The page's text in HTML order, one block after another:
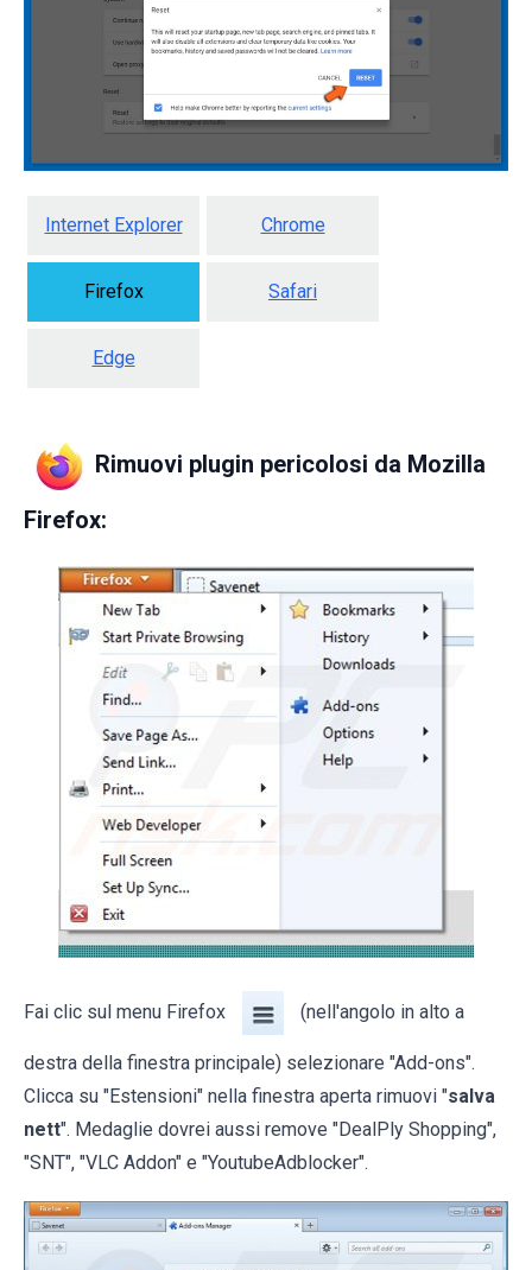
Internet Explorer Chrome
Firefox Safari
Edge
Rimuovi plugin pericolosi da Mozilla
Firefox:
Fai clic sul menu Firefox (nell'angolo in alto a
destra della finestra principale) selezionare "Add-ons".
Clicca su "Estensioni" nella finestra aperta rimuovi "salva
nett". Medaglie dovrei aussi remove "DealPly Shopping",
"SNT", "VLC Addon" e "YoutubeAdblocker".